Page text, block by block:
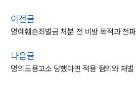
이전글
다음글
명의도용고소 당했다면 적용 혐의와 처